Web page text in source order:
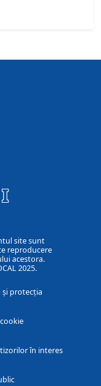
site sunt
reproducere
acestora.
2025.
și protecția
în interes